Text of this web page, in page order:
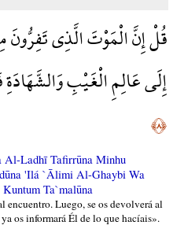
قُلْ إِنَّ الْمَوْتَ الَّذِي تَفِرُّونَ
إِلَى عَالِمِ الْغَيْبِ
﴿٨﴾
Ladhī Tafirrūna Minhu
'Ilá `Ālimi Al-Ghaybi Wa
Ta`malūna
encuentro. Luego, se os devolverá al
os informará Él de lo que hacíais».